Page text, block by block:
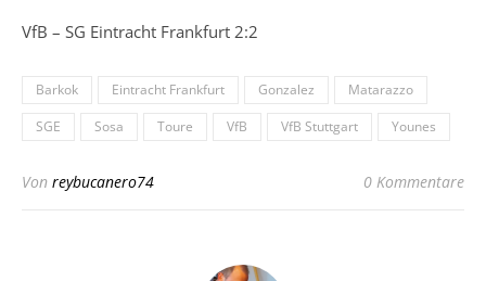
VfB – SG Eintracht Frankfurt 2:2
Barkok Eintracht Frankfurt Gonzalez
Matarazzo
SGE
Sosa Toure VfB VfB Stuttgart Younes
Von reybucanero74 0 Kommentare